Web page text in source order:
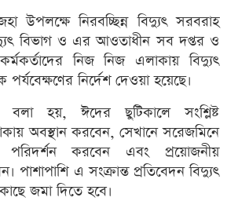
উপলক্ষে নিরবচ্ছিন্ন বিদ্যুৎ সরবরাহ
বিভাগ ও এর আওতাধীন সব দপ্তর ও
নিজ নিজ এলাকায় বিদ্যুৎ
পর্যবেক্ষণের নির্দেশ দেওয়া হয়েছে।
বলা হয়, ঈদের ছুটিকালে সংশ্লিষ্ট
অবস্থান করবেন, সেখানে সরেজমিনে
পরিদর্শন করবেন এবং প্রয়োজনীয়
পাশাপাশি এ সংক্রান্ত প্রতিবেদন বিদ্যুৎ
জমা দিতে হবে।